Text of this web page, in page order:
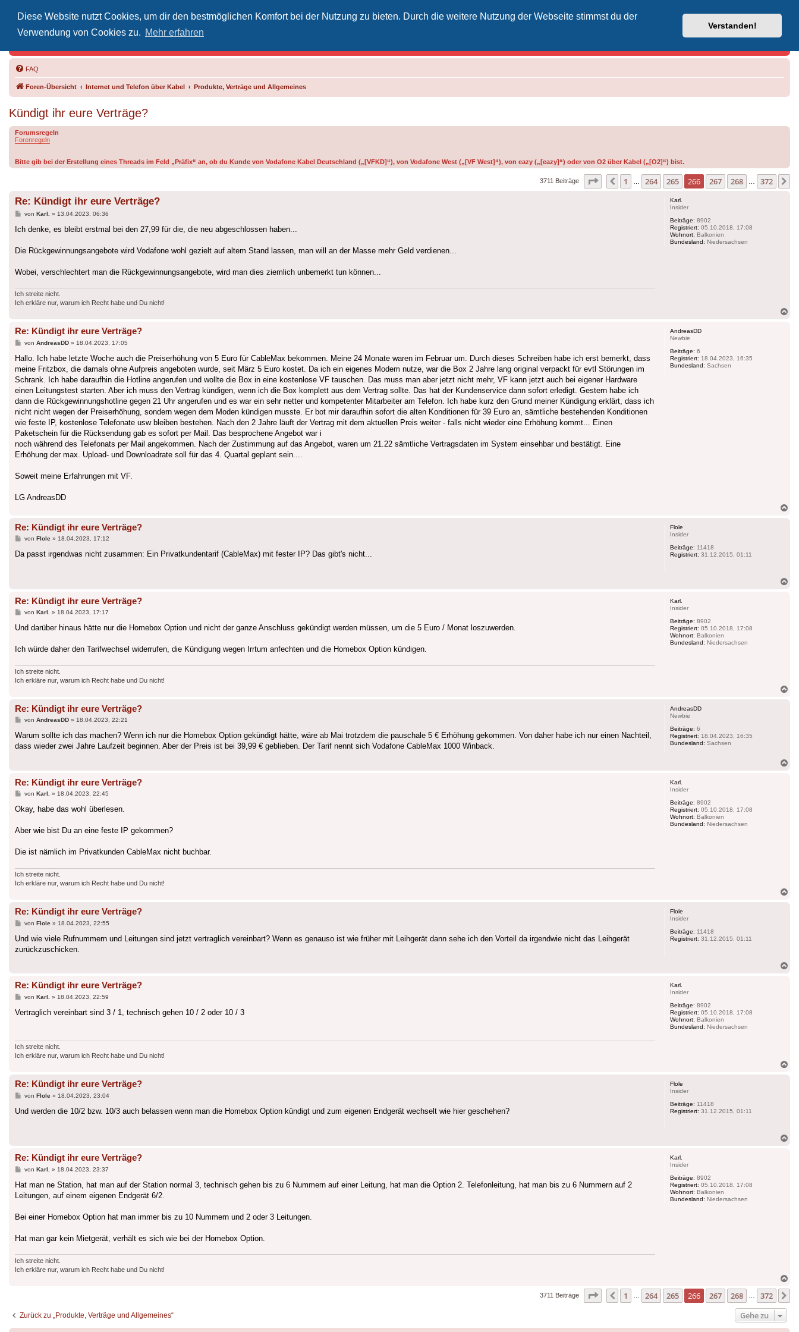
Diese Website nutzt Cookies, um dir den bestmöglichen Komfort bei der Nutzung zu bieten. Durch die weitere Nutzung der Webseite stimmst du der
Verwendung von Cookies zu. Mehr erfahren
Verstanden!
Vodafone-Kabel-Helpdesk
FAQ
Foren-Übersicht Internet und Telefon über Kabel Produkte, Verträge und Allgemeines
Kündigt ihr eure Verträge?
Forumsregeln
Forenregeln
Bitte gib bei der Erstellung eines Threads im Feld „Präfix“ an, ob du Kunde von Vodafone Kabel Deutschland („[VFKD]“), von Vodafone West („[VF West]“), von eazy („[eazy]“) oder von O2 über Kabel („[O2]“) bist.
3711 Beiträge Seite 266 von372
Vorherige
1 264 265 266 267 268 372
Karl.
Insider
Beiträge: 8902
Registriert: 05.10.2018, 17:08
Wohnort: Balkonien
Bundesland: Niedersachsen
Re: Kündigt ihr eure Verträge?
Beitrag
von Karl. » 13.04.2023, 06:36
Ich denke, es bleibt erstmal bei den 27,99 für die, die neu abgeschlossen haben...
Die Rückgewinnungsangebote wird Vodafone wohl gezielt auf altem Stand lassen, man will an der Masse mehr Geld verdienen...
Wobei, verschlechtert man die Rückgewinnungsangebote, wird man dies ziemlich unbemerkt tun können...
Ich streite nicht.
Ich erkläre nur, warum ich Recht habe und Du nicht!
AndreasDD
Newbie
Beiträge: 6
Registriert: 18.04.2023, 16:35
Bundesland: Sachsen
Re: Kündigt ihr eure Verträge?
Beitrag
von AndreasDD» 18.04.2023, 17:05
Hallo. Ich habe letzte Woche auch die Preiserhöhung von 5 Euro für CableMax bekommen. Meine 24 Monate waren im Februar um. Durch dieses Schreiben habe ich erst bemerkt, dass
meine Fritzbox, die damals ohne Aufpreis angeboten wurde, seit März 5 Euro kostet. Da ich ein eigenes Modem nutze, war die Box 2 Jahre lang original verpackt für evtl Störungen im
Schrank. Ich habe daraufhin die Hotline angerufen und wollte die Box in eine kostenlose VF tauschen. Das muss man aber jetzt nicht mehr, VF kann jetzt auch bei eigener Hardware
einen Leitungstest starten. Aber ich muss den Vertrag kündigen, wenn ich die Box komplett aus dem Vertrag sollte. Das hat der Kundenservice dann sofort erledigt. Gestern habe ich
dann die Rückgewinnungshotline gegen 21 Uhr angerufen und es war ein sehr netter und kompetenter Mitarbeiter am Telefon. Ich habe kurz den Grund meiner Kündigung erklärt, dass ich
nicht nicht wegen der Preiserhöhung, sondern wegen dem Moden kündigen musste. Er bot mir daraufhin sofort die alten Konditionen für 39 Euro an, sämtliche bestehenden Konditionen
wie feste IP, kostenlose Telefonate usw bleiben bestehen. Nach den 2 Jahre läuft der Vertrag mit dem aktuellen Preis weiter - falls nicht wieder eine Erhöhung kommt... Einen
Paketschein für die Rücksendung gab es sofort per Mail. Das besprochene Angebot war i
noch während des Telefonats per Mail angekommen. Nach der Zustimmung auf das Angebot, waren um 21.22 sämtliche Vertragsdaten im System einsehbar und bestätigt. Eine
Erhöhung der max. Upload- und Downloadrate soll für das 4. Quartal geplant sein....
Soweit meine Erfahrungen mit VF.
LG AndreasDD
Flole
Insider
Beiträge: 11418
Registriert: 31.12.2015, 01:11
Re: Kündigt ihr eure Verträge?
Beitrag
von Flole» 18.04.2023, 17:12
Da passt irgendwas nicht zusammen: Ein Privatkundentarif (CableMax) mit fester IP? Das gibt's nicht...
Karl.
Insider
Beiträge: 8902
Registriert: 05.10.2018, 17:08
Wohnort: Balkonien
Bundesland: Niedersachsen
Re: Kündigt ihr eure Verträge?
Beitrag
von Karl. » 18.04.2023, 17:17
Und darüber hinaus hätte nur die Homebox Option und nicht der ganze Anschluss gekündigt werden müssen, um die 5 Euro / Monat loszuwerden.
Ich würde daher den Tarifwechsel widerrufen, die Kündigung wegen Irrtum anfechten und die Homebox Option kündigen.
Ich streite nicht.
Ich erkläre nur, warum ich Recht habe und Du nicht!
AndreasDD
Newbie
Beiträge: 6
Registriert: 18.04.2023, 16:35
Bundesland: Sachsen
Re: Kündigt ihr eure Verträge?
Beitrag
von AndreasDD» 18.04.2023, 22:21
Warum sollte ich das machen? Wenn ich nur die Homebox Option gekündigt hätte, wäre ab Mai trotzdem die pauschale 5 € Erhöhung gekommen. Von daher habe ich nur einen Nachteil,
dass wieder zwei Jahre Laufzeit beginnen. Aber der Preis ist bei 39,99 € geblieben. Der Tarif nennt sich Vodafone CableMax 1000 Winback.
Karl.
Insider
Beiträge: 8902
Registriert: 05.10.2018, 17:08
Wohnort: Balkonien
Bundesland: Niedersachsen
Re: Kündigt ihr eure Verträge?
Beitrag
von Karl. » 18.04.2023, 22:45
Okay, habe das wohl überlesen.
Aber wie bist Du an eine feste IP gekommen?
Die ist nämlich im Privatkunden CableMax nicht buchbar.
Ich streite nicht.
Ich erkläre nur, warum ich Recht habe und Du nicht!
Flole
Insider
Beiträge: 11418
Registriert: 31.12.2015, 01:11
Re: Kündigt ihr eure Verträge?
Beitrag
von Flole» 18.04.2023, 22:55
Und wie viele Rufnummern und Leitungen sind jetzt vertraglich vereinbart? Wenn es genauso ist wie früher mit Leihgerät dann sehe ich den Vorteil da irgendwie nicht das Leihgerät
zurückzuschicken.
Karl.
Insider
Beiträge: 8902
Registriert: 05.10.2018, 17:08
Wohnort: Balkonien
Bundesland: Niedersachsen
Re: Kündigt ihr eure Verträge?
Beitrag
von Karl. » 18.04.2023, 22:59
Vertraglich vereinbart sind 3 / 1, technisch gehen 10 / 2 oder 10 / 3
Ich streite nicht.
Ich erkläre nur, warum ich Recht habe und Du nicht!
Flole
Insider
Beiträge: 11418
Registriert: 31.12.2015, 01:11
Re: Kündigt ihr eure Verträge?
Beitrag
von Flole» 18.04.2023, 23:04
Und werden die 10/2 bzw. 10/3 auch belassen wenn man die Homebox Option kündigt und zum eigenen Endgerät wechselt wie hier geschehen?
Karl.
Insider
Beiträge: 8902
Registriert: 05.10.2018, 17:08
Wohnort: Balkonien
Bundesland: Niedersachsen
Re: Kündigt ihr eure Verträge?
Beitrag
von Karl. » 18.04.2023, 23:37
Hat man ne Station, hat man auf der Station normal 3, technisch gehen bis zu 6 Nummern auf einer Leitung, hat man die Option 2. Telefonleitung, hat man bis zu 6 Nummern auf 2
Leitungen, auf einem eigenen Endgerät 6/2.
Bei einer Homebox Option hat man immer bis zu 10 Nummern und 2 oder 3 Leitungen.
Hat man gar kein Mietgerät, verhält es sich wie bei der Homebox Option.
Ich streite nicht.
Ich erkläre nur, warum ich Recht habe und Du nicht!
3711 Beiträge Seite 266 von372
Vorherige
1 264 265 266 267 268 372
Zurück zu „Produkte, Verträge und Allgemeines“ Gehe zu